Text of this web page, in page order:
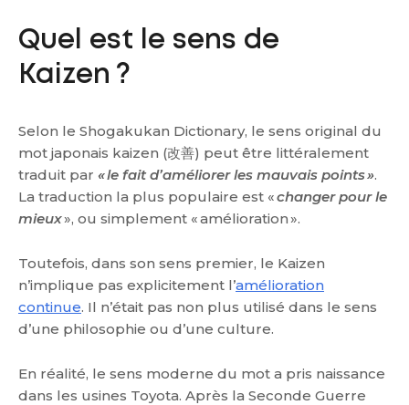
Quel est le sens de
Kaizen ?
Selon le Shogakukan Dictionary, le sens original du
mot japonais kaizen (改善) peut être littéralement
traduit par « le fait d’améliorer les mauvais points ».
La traduction la plus populaire est «changer pour le
mieux», ou simplement « amélioration ».
Toutefois, dans son sens premier, le Kaizen
n’implique pas explicitement l’amélioration
continue. Il n’était pas non plus utilisé dans le sens
d’une philosophie ou d’une culture.
En réalité, le sens moderne du mot a pris naissance
dans les usines Toyota. Après la Seconde Guerre